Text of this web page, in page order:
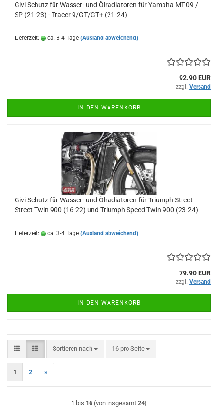
Givi Schutz für Wasser- und Ölradiatoren für Yamaha MT-09 /
SP (21-23) - Tracer 9/GT/GT+ (21-24)
Lieferzeit: ca. 3-4 Tage (Ausland abweichend)
92.90 EUR
zzgl. Versand
IN DEN WARENKORB
Givi Schutz für Wasser- und Ölradiatoren für Triumph Street
Street Twin 900 (16-22) und Triumph Speed Twin 900 (23-24)
Lieferzeit: ca. 3-4 Tage (Ausland abweichend)
79.90 EUR
zzgl. Versand
IN DEN WARENKORB
Sortieren nach
Sortieren nach 16 pro Seite
pro Seite
1 2 »
1 bis 16 (von insgesamt 24)